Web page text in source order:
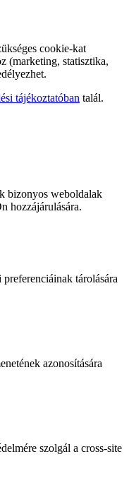
cookie-kat
(marketing, statisztika,
tájékoztatóban talál.
bizonyos weboldalak
hozzájárulására.
tárolására
azonosítására
szolgál a cross-site